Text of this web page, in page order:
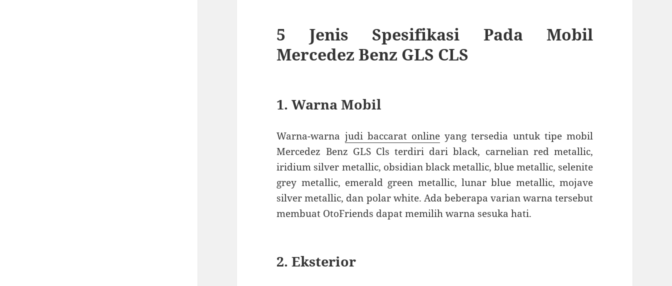
5 Jenis Spesifikasi Pada Mobil
Mercedez Benz GLS CLS
1. Warna Mobil
Warna-warna judi baccarat onlineyang tersedia untuk tipe mobil
Mercedez Benz GLS Cls terdiri dari black, carnelian red metallic,
iridium silver metallic, obsidian black metallic, blue metallic, selenite
grey metallic, emerald green metallic, lunar blue metallic, mojave
silver metallic, dan polar white. Ada beberapa varian warna tersebut
membuat OtoFriends dapat memilih warna sesuka hati.
2. Eksterior